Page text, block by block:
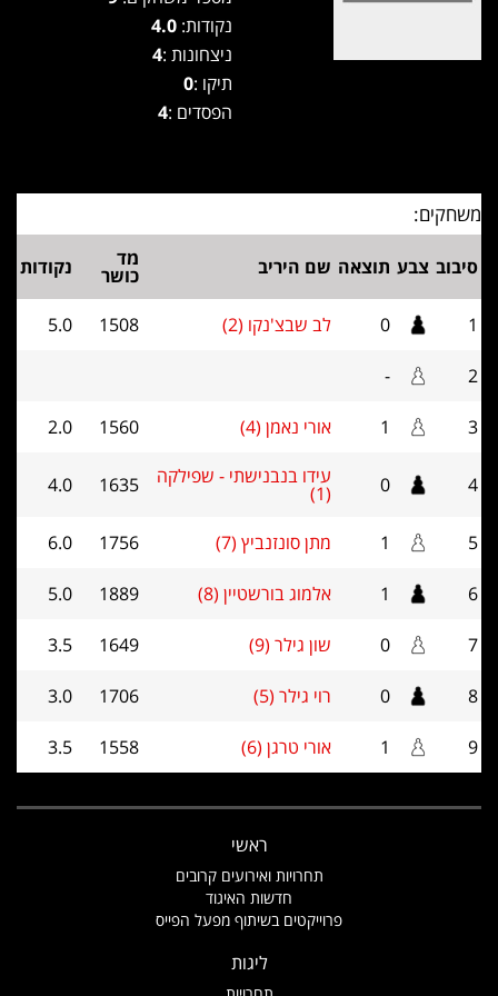
נקודות: 4.0
ניצחונות :4
תיקו :0
הפסדים :4
משחקים:
סיבוב צבע תוצאה שם היריב מד
כושר נקודות
1
0 לב שבצ'נקו (2) 1508
5.0
2
-
3
1 אורי נאמן (4) 1560
2.0
4
0 עידו בנבנישתי - שפילקה
(1)
1635
4.0
5
1 מתן סונזנביץ (7) 1756
6.0
6
1 אלמוג בורשטיין (8) 1889
5.0
7
0 שון גילר (9) 1649
3.5
8
0 רוי גילר (5) 1706
3.0
9
1 אורי טרגן (6) 1558
3.5
ראשי
תחרויות ואירועים קרובים
חדשות האיגוד
פרוייקטים בשיתוף מפעל הפייס
ליגות